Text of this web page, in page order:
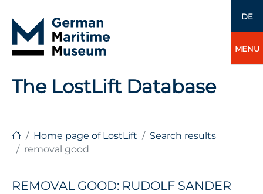
DE
MENU
The LostLift Database
Home page of LostLift
Search results
removal good
REMOVAL GOOD: RUDOLF SANDER